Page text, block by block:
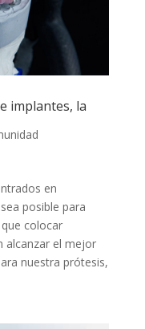
implantes, la
en
posible para
colocar
alcanzar el mejor
nuestra prótesis,